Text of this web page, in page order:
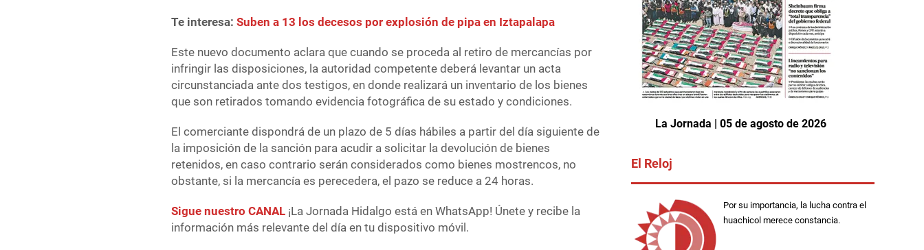
Te interesa:Suben a 13 los decesos por explosión de pipa en Iztapalapa
Este nuevo documento aclara que cuando se proceda al retiro de mercancías por
infringir las disposiciones, la autoridad competente deberá levantar un acta
circunstanciada ante dos testigos, en donde realizará un inventario de los bienes
que son retirados tomando evidencia fotográfica de su estado y condiciones.
El comerciante dispondrá de un plazo de 5 días hábiles a partir del día siguiente de
la imposición de la sanción para acudir a solicitar la devolución de bienes
retenidos, en caso contrario serán considerados como bienes mostrencos, no
obstante, si la mercancía es perecedera, el pazo se reduce a 24 horas.
Sigue nuestro CANAL ¡La Jornada Hidalgo está en WhatsApp! Únete y recibe la
información más relevante del día en tu dispositivo móvil.
La Jornada | 05 de agosto de 2026
El Reloj
Por su importancia, la lucha contra el
huachicol merece constancia.